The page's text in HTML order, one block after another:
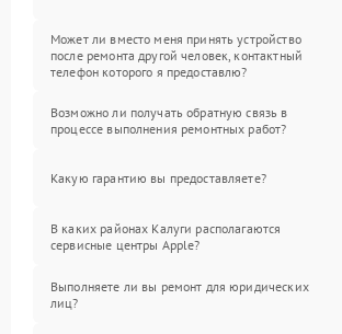
Может ли вместо меня принять устройство
после ремонта другой человек, контактный
телефон которого я предоставлю?
Возможно ли получать обратную связь в
процессе выполнения ремонтных работ?
Какую гарантию вы предоставляете?
В каких районах Калуги располагаются
сервисные центры Apple?
Выполняете ли вы ремонт для юридических
лиц?